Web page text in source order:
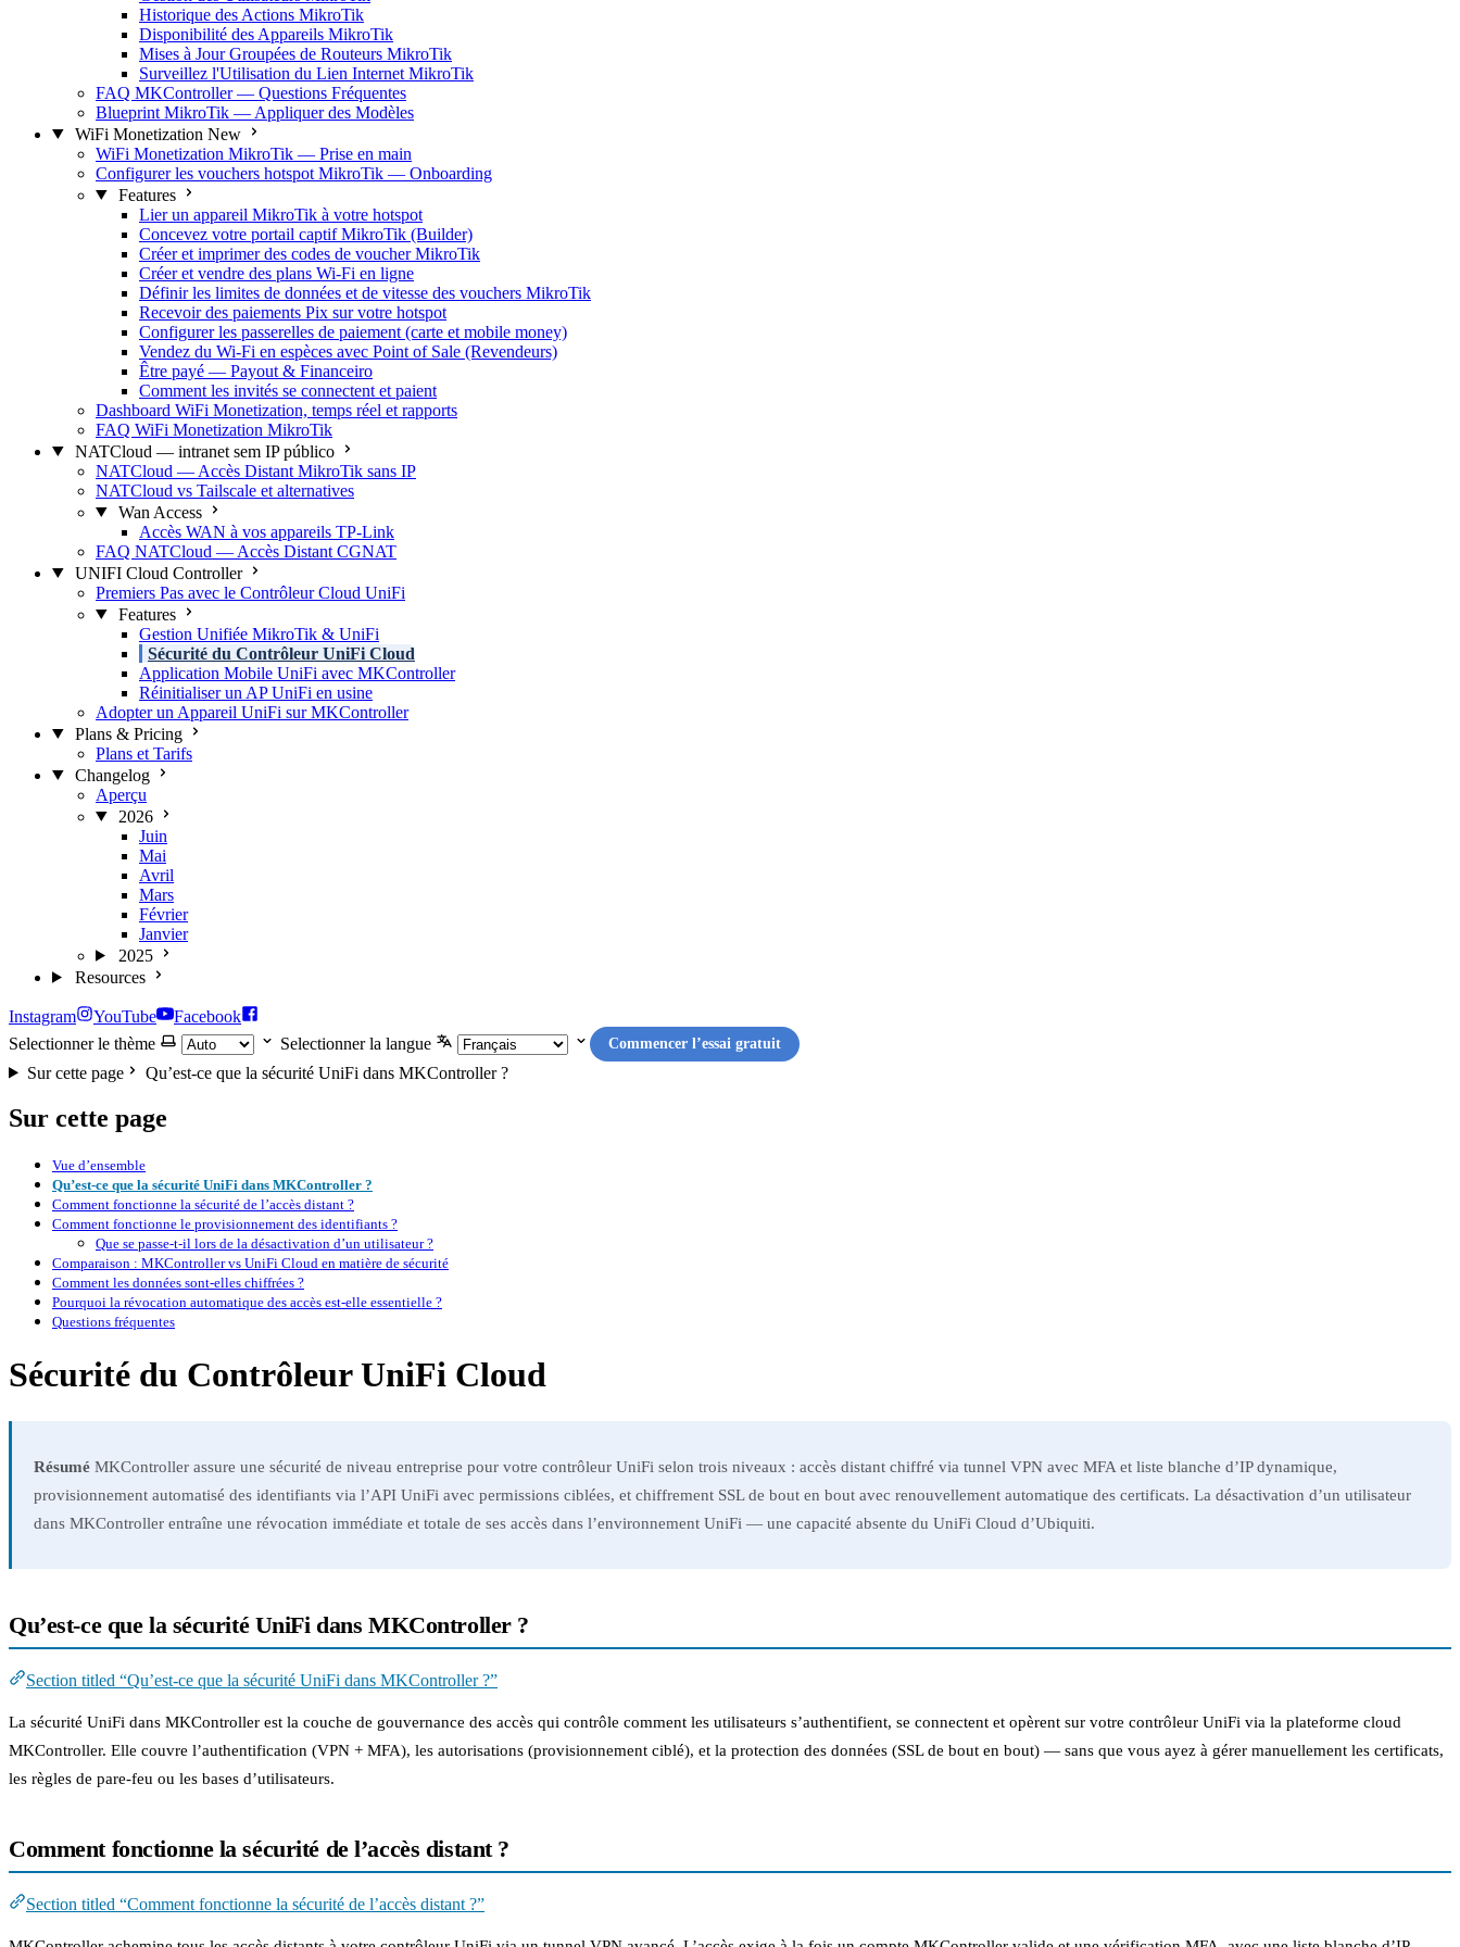
Historique des Actions MikroTik
Disponibilité des Appareils MikroTik
Mises à Jour Groupées de Routeurs MikroTik
Surveillez l'Utilisation du Lien Internet MikroTik
FAQ MKController — Questions Fréquentes
Blueprint MikroTik — Appliquer des Modèles
WiFi Monetization New
WiFi Monetization MikroTik — Prise en main
Configurer les vouchers hotspot MikroTik — Onboarding
Features
Lier un appareil MikroTik à votre hotspot
Concevez votre portail captif MikroTik (Builder)
Créer et imprimer des codes de voucher MikroTik
Créer et vendre des plans Wi-Fi en ligne
Définir les limites de données et de vitesse des vouchers MikroTik
Recevoir des paiements Pix sur votre hotspot
Configurer les passerelles de paiement (carte et mobile money)
Vendez du Wi-Fi en espèces avec Point of Sale (Revendeurs)
Être payé — Payout & Financeiro
Comment les invités se connectent et paient
Dashboard WiFi Monetization, temps réel et rapports
FAQ WiFi Monetization MikroTik
NATCloud — intranet sem IP público
NATCloud — Accès Distant MikroTik sans IP
NATCloud vs Tailscale et alternatives
Wan Access
Accès WAN à vos appareils TP-Link
FAQ NATCloud — Accès Distant CGNAT
UNIFI Cloud Controller
Premiers Pas avec le Contrôleur Cloud UniFi
Features
Gestion Unifiée MikroTik & UniFi
Sécurité du Contrôleur UniFi Cloud
Application Mobile UniFi avec MKController
Réinitialiser un AP UniFi en usine
Adopter un Appareil UniFi sur MKController
Plans & Pricing
Plans et Tarifs
Changelog
Aperçu
2026
Juin
Mai
Avril
Mars
Février
Janvier
2025
Resources
Instagram YouTube
Facebook
Selectionner le thème
Selectionner la langue Commencer l’essai gratuit
Sur cette page Qu’est-ce que la sécurité UniFi dans MKController ?
Sur cette page
Vue d’ensemble
Qu’est-ce que la sécurité UniFi dans MKController ?
Comment fonctionne la sécurité de l’accès distant ?
Comment fonctionne le provisionnement des identifiants ?
Que se passe-t-il lors de la désactivation d’un utilisateur ?
Comparaison : MKController vs UniFi Cloud en matière de sécurité
Comment les données sont-elles chiffrées ?
Pourquoi la révocation automatique des accès est-elle essentielle ?
Questions fréquentes
Sécurité du Contrôleur UniFi Cloud
Résumé MKController assure une sécurité de niveau entreprise pour votre contrôleur UniFi selon trois niveaux : accès distant chiffré via tunnel VPN avec MFA et liste blanche d’IP dynamique,
provisionnement automatisé des identifiants via l’API UniFi avec permissions ciblées, et chiffrement SSL de bout en bout avec renouvellement automatique des certificats. La désactivation d’un utilisateur
dans MKController entraîne une révocation immédiate et totale de ses accès dans l’environnement UniFi — une capacité absente du UniFi Cloud d’Ubiquiti.
Qu’est-ce que la sécurité UniFi dans MKController ?
Section titled “Qu’est-ce que la sécurité UniFi dans MKController ?”
La sécurité UniFi dans MKController est la couche de gouvernance des accès qui contrôle comment les utilisateurs s’authentifient, se connectent et opèrent sur votre contrôleur UniFi via la plateforme cloud
MKController. Elle couvre l’authentification (VPN + MFA), les autorisations (provisionnement ciblé), et la protection des données (SSL de bout en bout) — sans que vous ayez à gérer manuellement les certificats,
les règles de pare-feu ou les bases d’utilisateurs.
Comment fonctionne la sécurité de l’accès distant ?
Section titled “Comment fonctionne la sécurité de l’accès distant ?”